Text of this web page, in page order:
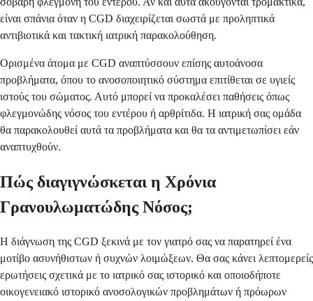
είναι σπάνια όταν η CGD διαχειρίζεται σωστά με προληπτικά
αντιβιοτικά και τακτική ιατρική παρακολούθηση.
Ορισμένα άτομα με CGD αναπτύσσουν επίσης αυτοάνοσα
προβλήματα, όπου το ανοσοποιητικό σύστημα επιτίθεται σε υγιείς
ιστούς του σώματος. Αυτό μπορεί να προκαλέσει παθήσεις όπως
φλεγμονώδης νόσος του εντέρου ή αρθρίτιδα. Η ιατρική σας ομάδα
θα παρακολουθεί αυτά τα προβλήματα και θα τα αντιμετωπίσει εάν
αναπτυχθούν.
Πώς διαγιγνώσκεται η Χρόνια
Γρανουλωματώδης Νόσος;
Η διάγνωση της CGD ξεκινά με τον γιατρό σας να παρατηρεί ένα
μοτίβο ασυνήθιστων ή συχνών λοιμώξεων. Θα σας κάνει λεπτομερείς
ερωτήσεις σχετικά με το ιατρικό σας ιστορικό και οποιοδήποτε
οικογενειακό ιστορικό ανοσολογικών προβλημάτων ή πρόωρων